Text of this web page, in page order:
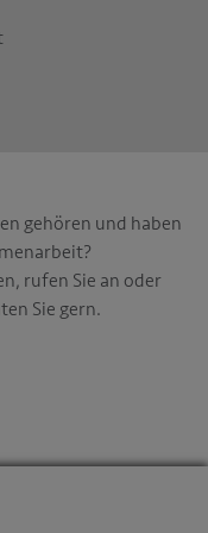
gehören und haben
rufen Sie an oder
Sie gern.